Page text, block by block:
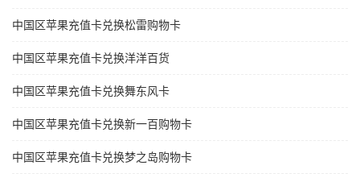
中国区苹果充值卡兑换松雷购物卡
中国区苹果充值卡兑换洋洋百货
中国区苹果充值卡兑换舞东风卡
中国区苹果充值卡兑换新一百购物卡
中国区苹果充值卡兑换梦之岛购物卡